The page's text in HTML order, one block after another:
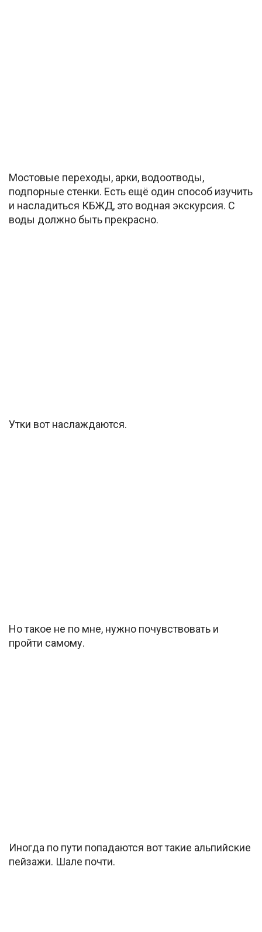
Мостовые переходы, арки, водоотводы,
подпорные стенки. Есть ещё один способ изучить
и насладиться КБЖД, это водная экскурсия. С
воды должно быть прекрасно.
Утки вот наслаждаются.
Но такое не по мне, нужно почувствовать и
пройти самому.
Иногда по пути попадаются вот такие альпийские
пейзажи. Шале почти.